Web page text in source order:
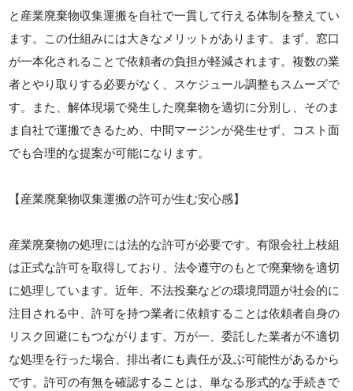
と産業廃棄物収集運搬を自社で一貫して行える体制を整えてい
ます。この仕組みには大きなメリットがあります。まず、窓口
が一本化されることで依頼者の負担が軽減されます。複数の業
者とやり取りする必要がなく、スケジュール調整もスムーズで
す。また、解体現場で発生した廃棄物を適切に分別し、そのま
ま自社で運搬できるため、中間マージンが発生せず、コスト面
でも合理的な提案が可能になります。
【産業廃棄物収集運搬の許可が生む安心感】
産業廃棄物の処理には法的な許可が必要です。有限会社上枝組
は正式な許可を取得しており、法令遵守のもとで廃棄物を適切
に処理しています。近年、不法投棄などの環境問題が社会的に
注目される中、許可を持つ業者に依頼することは依頼者自身の
リスク回避にもつながります。万が一、委託した業者が不適切
な処理を行った場合、排出者にも責任が及ぶ可能性があるから
です。許可の有無を確認することは、単なる形式的な手続きで